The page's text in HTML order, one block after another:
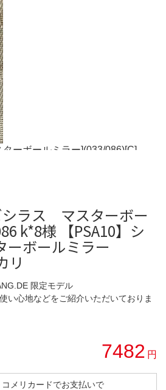
シラス マスターボー
k*8様 【PSA10】シ
ーボールミラー
リ
限定モデル
い心地などをご紹介いただいておりま
7482 円
メリカードでお支払いで